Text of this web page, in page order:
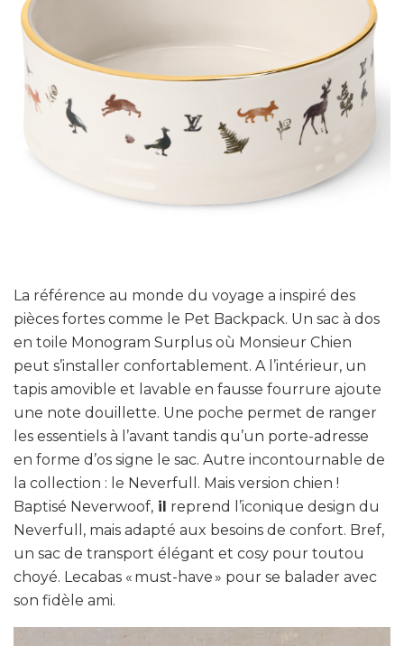
La référence au monde du voyage a inspiré des
pièces fortes comme le Pet Backpack. Un sac à dos
en toile Monogram Surplus où Monsieur Chien
peut s’installer confortablement. A l’intérieur, un
tapis amovible et lavable en fausse fourrure ajoute
une note douillette. Une poche permet de ranger
les essentiels à l’avant tandis qu’un porte-adresse
en forme d’os signe le sac. Autre incontournable de
la collection : le Neverfull. Mais version chien !
Baptisé Neverwoof, il reprend l’iconique design du
Neverfull, mais adapté aux besoins de confort. Bref,
un sac de transport élégant et cosy pour toutou
choyé. Lecabas « must-have » pour se balader avec
son fidèle ami.